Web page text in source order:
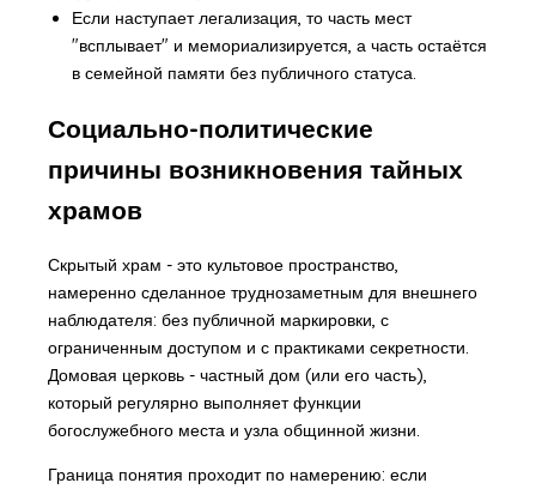
Если наступает легализация, то часть мест
"всплывает" и мемориализируется, а часть остаётся
в семейной памяти без публичного статуса.
Социально-политические
причины возникновения тайных
храмов
Скрытый храм - это культовое пространство,
намеренно сделанное труднозаметным для внешнего
наблюдателя: без публичной маркировки, с
ограниченным доступом и с практиками секретности.
Домовая церковь - частный дом (или его часть),
который регулярно выполняет функции
богослужебного места и узла общинной жизни.
Граница понятия проходит по намерению: если